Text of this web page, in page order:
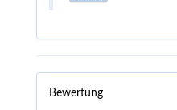
Bewertung